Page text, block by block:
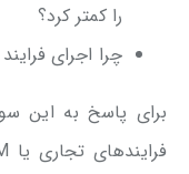
را کمتر کرد؟
چرا اجرای